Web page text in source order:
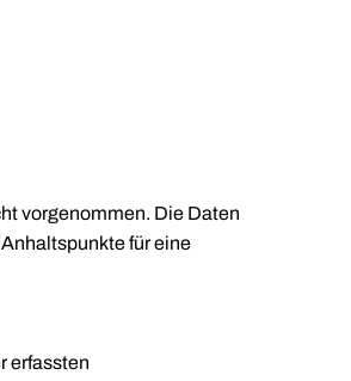
vorgenommen. Die Daten
für eine
erfassten